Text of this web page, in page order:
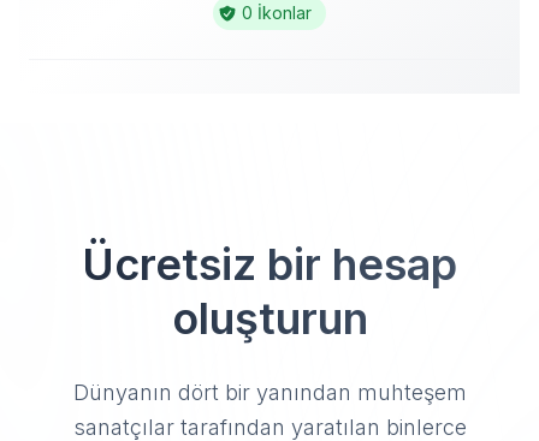
0 İkonlar
Ücretsiz bir hesap
oluşturun
Dünyanın dört bir yanından muhteşem
sanatçılar tarafından yaratılan binlerce